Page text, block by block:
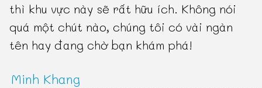
thì khu vực này sẽ rất hữu ích. Không nói
quá một chút nào, chúng tôi có vài ngàn
tên hay đang chờ bạn khám phá!
Minh Khang